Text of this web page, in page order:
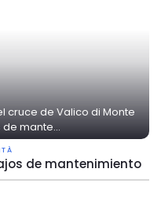
cruce de Valico di Monte
mante...
de mantenimiento